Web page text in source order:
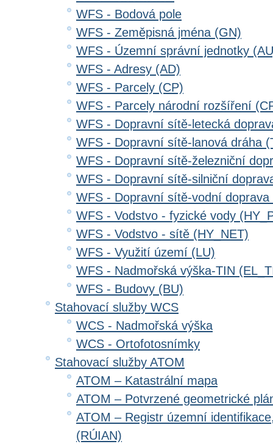
WFS - Bodová pole
WFS - Zeměpisná jména (GN)
WFS - Územní správní jednotky
WFS - Adresy (AD)
WFS - Parcely (CP)
WFS - Parcely národní rozšíření
WFS - Dopravní sítě-letecká
WFS - Dopravní sítě-lanová dráha
WFS - Dopravní sítě-železniční
WFS - Dopravní sítě-silniční
WFS - Dopravní sítě-vodní doprava
WFS - Vodstvo - fyzické vody
WFS - Vodstvo - sítě (HY_NET)
WFS - Využití území (LU)
WFS - Nadmořská výška-TIN
WFS - Budovy (BU)
Stahovací služby WCS
WCS - Nadmořská výška
WCS - Ortofotosnímky
Stahovací služby ATOM
ATOM – Katastrální mapa
ATOM – Potvrzené geometrické
ATOM – Registr územní
(RÚIAN)